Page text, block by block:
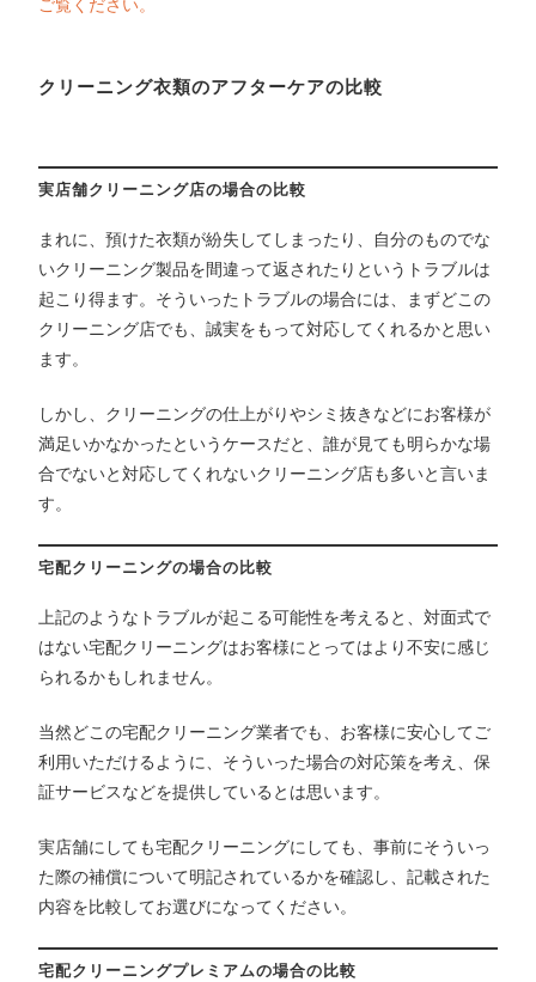
ご覧ください。
クリーニング衣類のアフターケアの比較
実店舗クリーニング店の場合の比較
まれに、預けた衣類が紛失してしまったり、自分のものでな
いクリーニング製品を間違って返されたりというトラブルは
起こり得ます。そういったトラブルの場合には、まずどこの
クリーニング店でも、誠実をもって対応してくれるかと思い
ます。
しかし、クリーニングの仕上がりやシミ抜きなどにお客様が
満足いかなかったというケースだと、誰が見ても明らかな場
合でないと対応してくれないクリーニング店も多いと言いま
す。
宅配クリーニングの場合の比較
上記のようなトラブルが起こる可能性を考えると、対面式で
はない宅配クリーニングはお客様にとってはより不安に感じ
られるかもしれません。
当然どこの宅配クリーニング業者でも、お客様に安心してご
利用いただけるように、そういった場合の対応策を考え、保
証サービスなどを提供しているとは思います。
実店舗にしても宅配クリーニングにしても、事前にそういっ
た際の補償について明記されているかを確認し、記載された
内容を比較してお選びになってください。
宅配クリーニングプレミアムの場合の比較